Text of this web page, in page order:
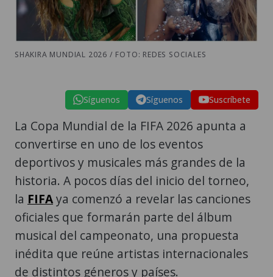
SHAKIRA MUNDIAL 2026 / FOTO: REDES SOCIALES
Síguenos Síguenos Suscríbete
La Copa Mundial de la FIFA 2026 apunta a
convertirse en uno de los eventos
deportivos y musicales más grandes de la
historia. A pocos días del inicio del torneo,
la FIFAya comenzó a revelar las canciones
oficiales que formarán parte del álbum
musical del campeonato, una propuesta
inédita que reúne artistas internacionales
de distintos géneros y países.